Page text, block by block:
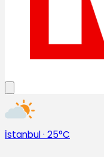
İstanbul· 25°C